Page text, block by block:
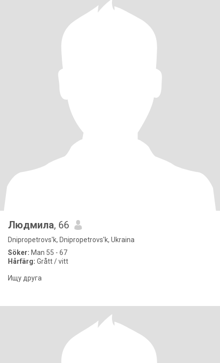
Людмила, 66
Dnipropetrovs'k, Dnipropetrovs'k, Ukraina
Söker: Man 55 - 67
Hårfärg: Grått / vitt
Ищу друга